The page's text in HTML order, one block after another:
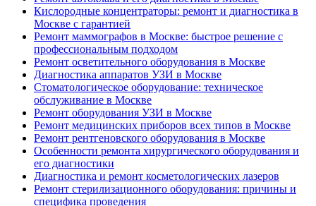
Кислородные концентраторы: ремонт и диагностика в
Москве с гарантией
Ремонт маммографов в Москве: быстрое решение с
профессиональным подходом
Ремонт осветительного оборудования в Москве
Диагностика аппаратов УЗИ в Москве
Стоматологическое оборудование: техническое
обслуживание в Москве
Ремонт оборудования УЗИ в Москве
Ремонт медицинских приборов всех типов в Москве
Ремонт рентгеновского оборудования в Москве
Особенности ремонта хирургического оборудования и
его диагностики
Диагностика и ремонт косметологических лазеров
Ремонт стерилизационного оборудования: причины и
специфика проведения